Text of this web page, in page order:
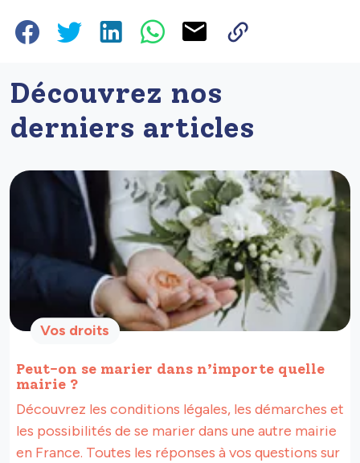
Découvrez nos
derniers articles
Vos droits
Peut-on se marier dans n’importe quelle
mairie ?
Découvrez les conditions légales, les démarches et
les possibilités de se marier dans une autre mairie
en France. Toutes les réponses à vos questions sur